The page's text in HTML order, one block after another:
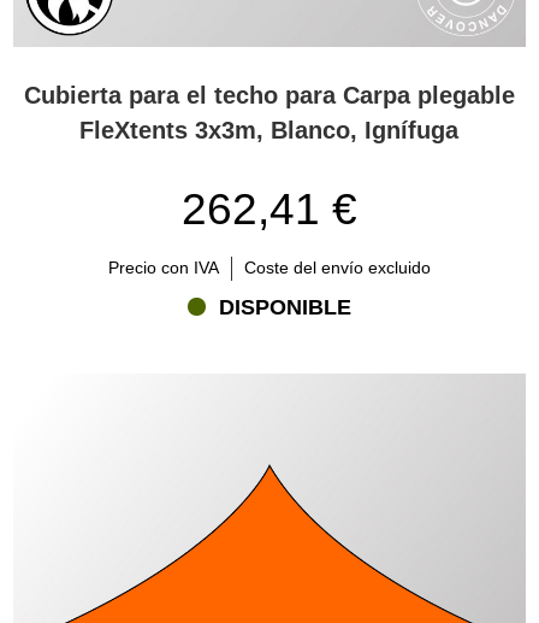
Cubierta para el techo para Carpa plegable
FleXtents 3x3m, Blanco, Ignífuga
262,41 €
Precio con IVA Coste del envío excluido
DISPONIBLE